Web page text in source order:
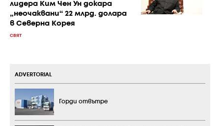
лидера Ким Чен Ун докара
„неочаквани“ 22 млрд. долара
в Северна Корея
СВЯТ
ADVERTORIAL
Горди отвътре